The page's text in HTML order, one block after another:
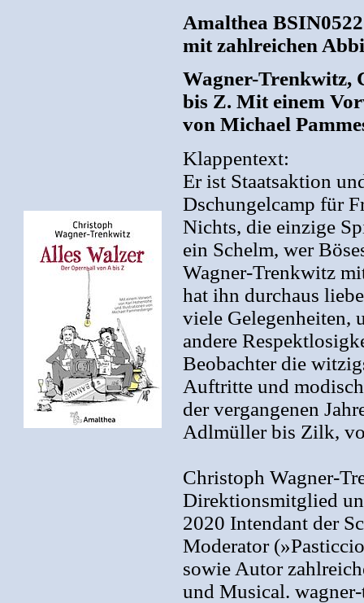
Amalthea
mit zahlreichen
Wagner-Trenkwitz,
bis Z. Mit einem
von Michael
Klappentext:
Er ist Staatsaktion
Dschungelcamp für
Nichts, die einzige
ein Schelm, wer
Wagner-Trenkwitz
hat ihn durchaus
viele Gelegenheiten,
andere
Beobachter die
Auftritte und
der vergangenen
Adlmüller bis Zilk,
Christoph Wagner-
Direktionsmitglied
2020 Intendant der
Moderator
sowie Autor
und Musical.